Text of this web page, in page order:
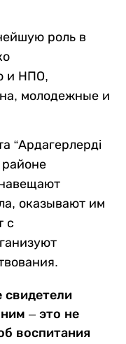
роль в
и НПО,
молодежные и
“Ардагерлерді
районе
оказывают им
с
свидетели
– это не
воспитания